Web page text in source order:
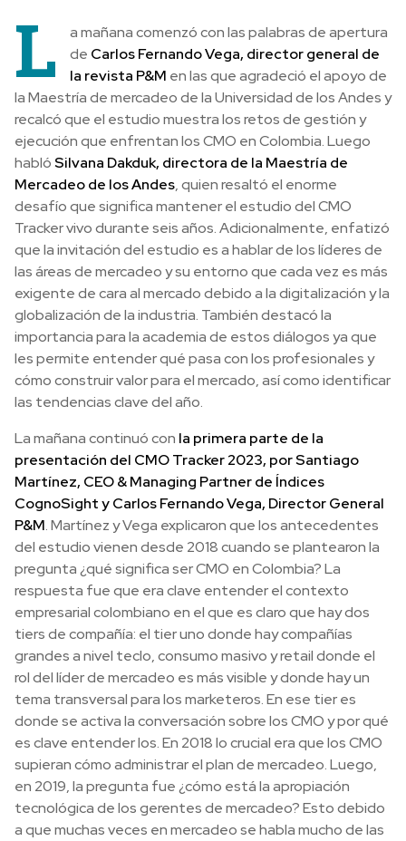
L
a mañana comenzó con las palabras de apertura
de Carlos Fernando Vega, director general de
la revista P&M en las que agradeció el apoyo de
la Maestría de mercadeo de la Universidad de los Andes y
recalcó que el estudio muestra los retos de gestión y
ejecución que enfrentan los CMO en Colombia. Luego
hablóSilvana Dakduk, directora de la Maestría de
Mercadeo de los Andes, quien resaltó el enorme
desafío que significa mantener el estudio del CMO
Tracker vivo durante seis años. Adicionalmente, enfatizó
que la invitación del estudio es a hablar de los líderes de
las áreas de mercadeo y su entorno que cada vez es más
exigente de cara al mercado debido a la digitalización y la
globalización de la industria. También destacó la
importancia para la academia de estos diálogos ya que
les permite entender qué pasa con los profesionales y
cómo construir valor para el mercado, así como identificar
las tendencias clave del año.
La mañana continuó con la primera parte de la
presentación del CMO Tracker 2023, por Santiago
Martínez, CEO & Managing Partner de Índices
CognoSight y Carlos Fernando Vega, Director General
P&M. Martínez y Vega explicaron que los antecedentes
del estudio vienen desde 2018 cuando se plantearon la
pregunta ¿qué significa ser CMO en Colombia? La
respuesta fue que era clave entender el contexto
empresarial colombiano en el que es claro que hay dos
tiers de compañía: el tier uno donde hay compañías
grandes a nivel teclo, consumo masivo y retail donde el
rol del líder de mercadeo es más visible y donde hay un
tema transversal para los marketeros. En ese tier es
donde se activa la conversación sobre los CMO y por qué
es clave entender los. En 2018 lo crucial era que los CMO
supieran cómo administrar el plan de mercadeo. Luego,
en 2019, la pregunta fue ¿cómo está la apropiación
tecnológica de los gerentes de mercadeo? Esto debido
a que muchas veces en mercadeo se habla mucho de las